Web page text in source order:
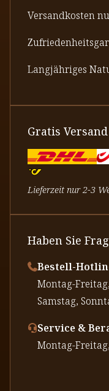
Versandkosten
Langjähriges
Gratis
Lieferzeit nur 2-3
Haben Sie
Bestell-
⁠Montag-
⁠Samstag,
Service &
⁠Montag-